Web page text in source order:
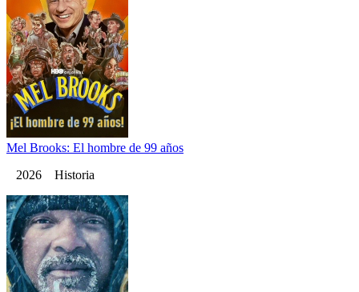
Mel Brooks: El hombre de 99 años
2026 Historia